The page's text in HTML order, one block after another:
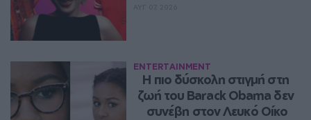
ENTERTAINMENT
Η πιο δύσκολη στιγμή στη
ζωή του Barack Obama δεν
συνέβη στον Λευκό Οίκο